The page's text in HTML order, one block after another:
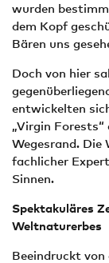
wurden
dem Kopf
Bären uns
Doch von hier
entwickelten
„Virgin Forests“
Wegesrand. Die
fachlicher
Sinnen.
Spektakuläres
Weltnaturerbes
Beeindruckt von